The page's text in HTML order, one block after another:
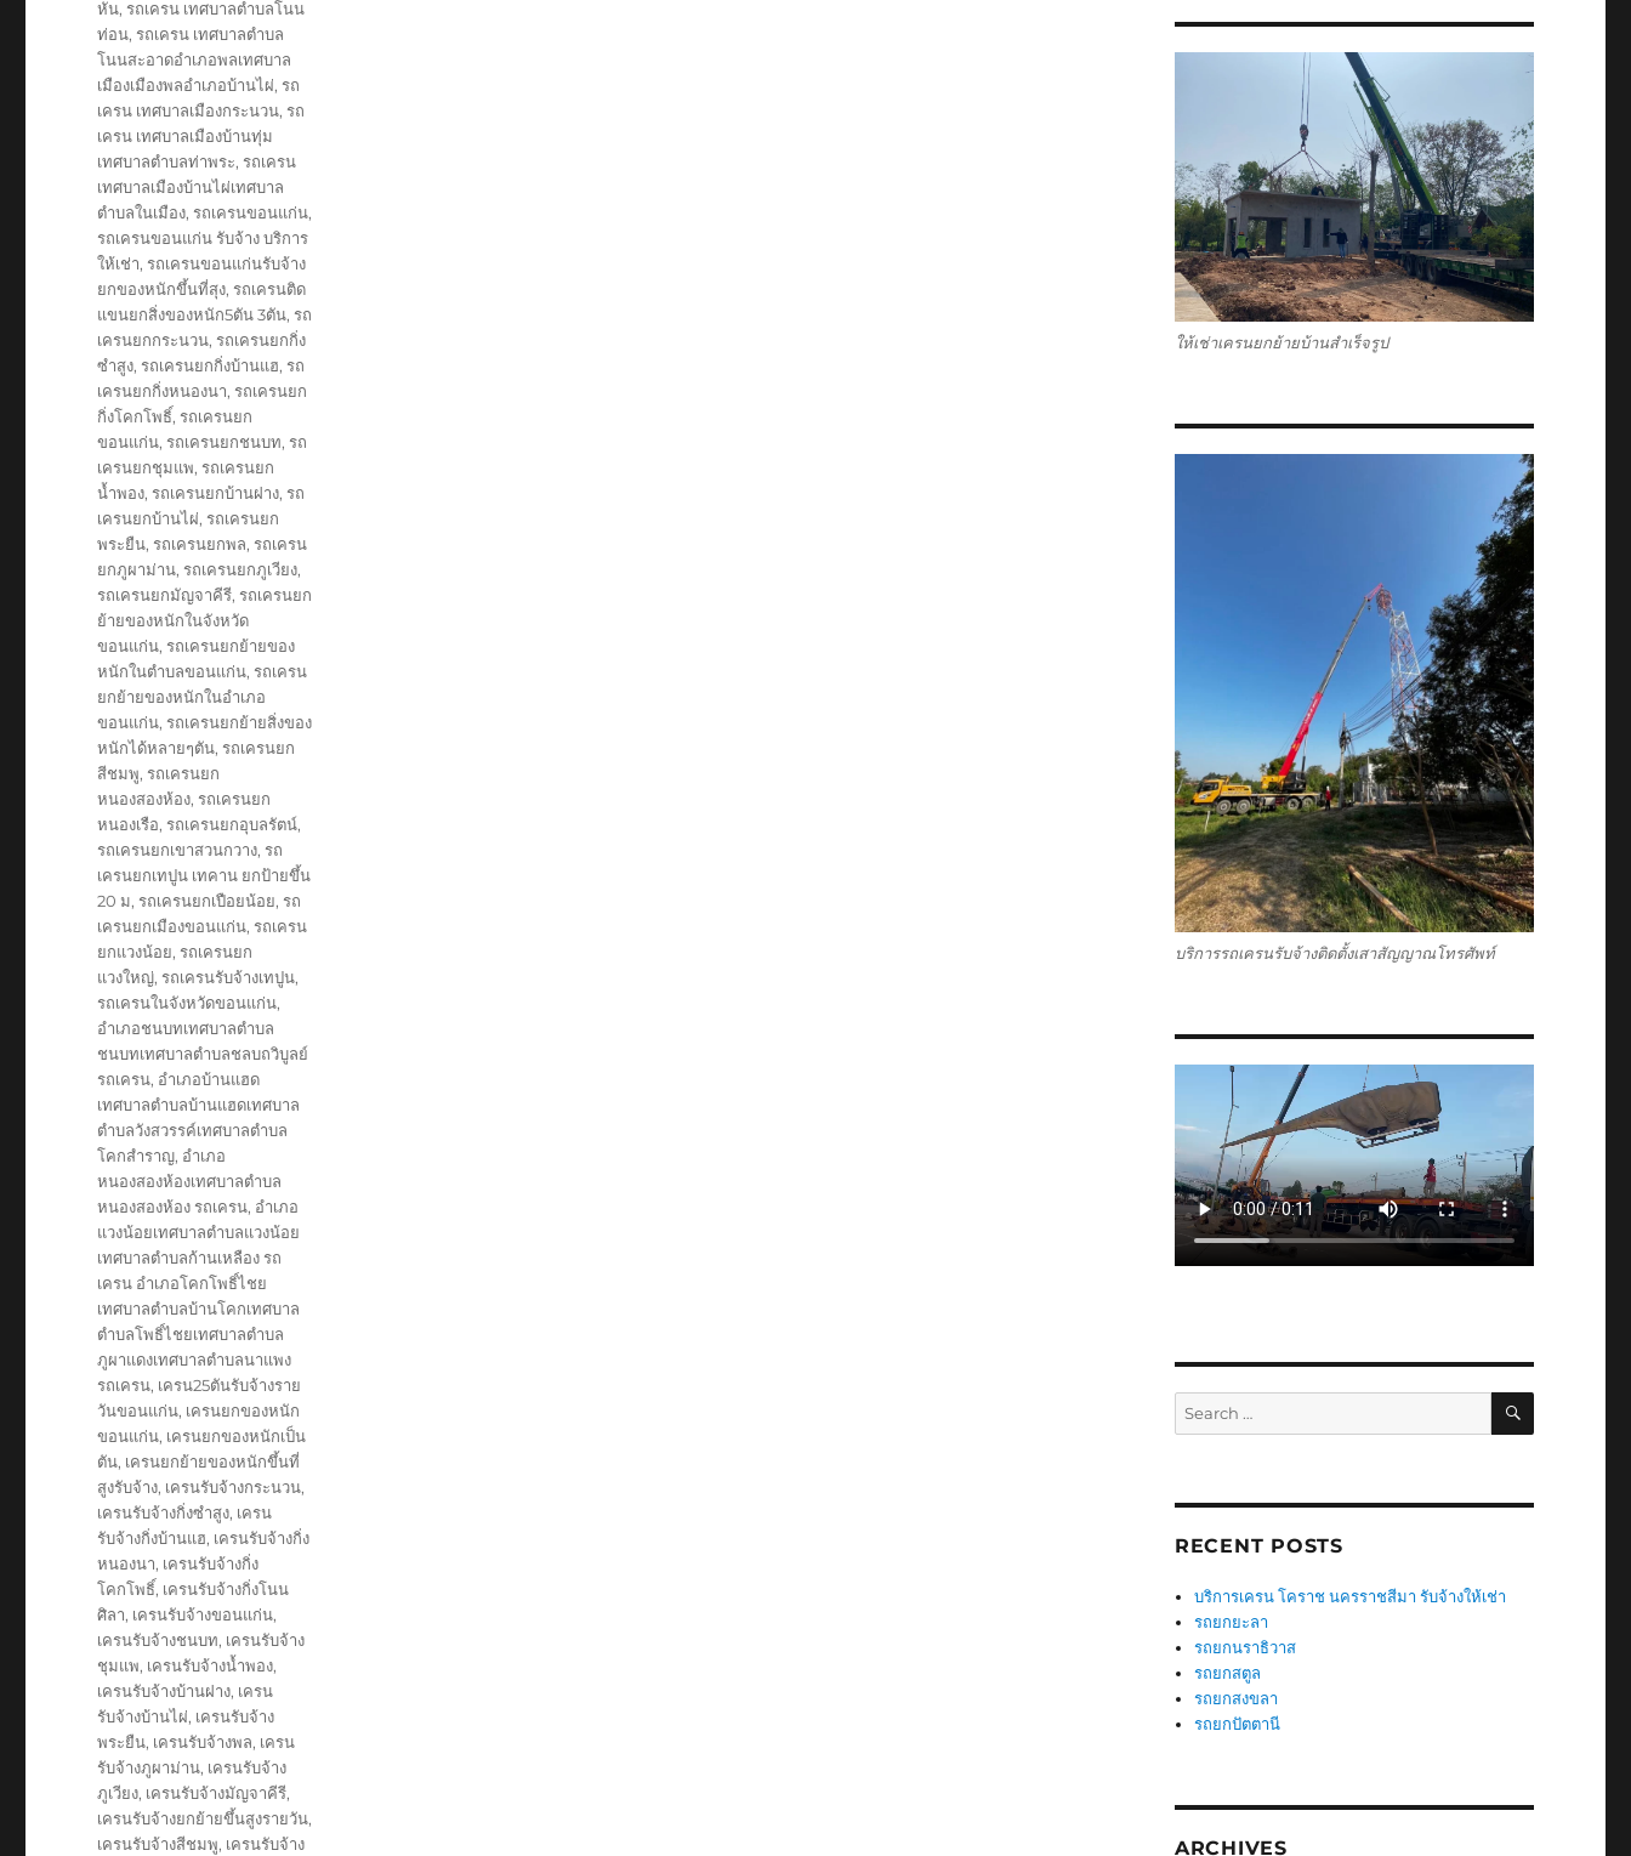
หัน,รถเครน เทศบาลตำบลโนน
ท่อน,รถเครน เทศบาลตำบล
โนนสะอาดอำเภอพลเทศบาล
เมืองเมืองพลอำเภอบ้านไผ่,รถ
เครน เทศบาลเมืองกระนวน,รถ
เครน เทศบาลเมืองบ้านทุ่ม
เทศบาลตำบลท่าพระ,รถเครน
เทศบาลเมืองบ้านไผ่เทศบาล
ตำบลในเมือง,รถเครนขอนแก่น,
รถเครนขอนแก่น รับจ้าง บริการ
ให้เช่า,รถเครนขอนแก่นรับจ้าง
ยกของหนักขึ้นที่สุง,รถเครนติด
แขนยกสิ่งของหนัก5ตัน 3ตัน,รถ
เครนยกกระนวน,รถเครนยกกิ่ง
ซำสูง,รถเครนยกกิ่งบ้านแฮ,รถ
เครนยกกิ่งหนองนา,รถเครนยก
กิ่งโคกโพธิ์,รถเครนยก
ขอนแก่น,รถเครนยกชนบท,รถ
เครนยกชุมแพ,รถเครนยก
น้ำพอง,รถเครนยกบ้านฝาง,รถ
เครนยกบ้านไผ่,รถเครนยก
พระยืน,รถเครนยกพล,รถเครน
ยกภูผาม่าน,รถเครนยกภูเวียง,
รถเครนยกมัญจาคีรี,รถเครนยก
ย้ายของหนักในจังหวัด
ขอนแก่น,รถเครนยกย้ายของ
หนักในตำบลขอนแก่น,รถเครน
ยกย้ายของหนักในอำเภอ
ขอนแก่น,รถเครนยกย้ายสิ่งของ
หนักได้หลายๆตัน,รถเครนยก
สีชมพู,รถเครนยก
หนองสองห้อง,รถเครนยก
หนองเรือ,รถเครนยกอุบลรัตน์,
รถเครนยกเขาสวนกวาง,รถ
เครนยกเทปูน เทคาน ยกป้ายขึ้น
20 ม,รถเครนยกเปือยน้อย,รถ
เครนยกเมืองขอนแก่น,รถเครน
ยกแวงน้อย,รถเครนยก
แวงใหญ่,รถเครนรับจ้างเทปูน,
รถเครนในจังหวัดขอนแก่น,
อำเภอชนบทเทศบาลตำบล
ชนบทเทศบาลตำบลชลบถวิบูลย์
รถเครน, อำเภอบ้านแฮด
เทศบาลตำบลบ้านแฮดเทศบาล
ตำบลวังสวรรค์เทศบาลตำบล
โคกสำราญ, อำเภอ
หนองสองห้องเทศบาลตำบล
หนองสองห้อง รถเครน, อำเภอ
แวงน้อยเทศบาลตำบลแวงน้อย
เทศบาลตำบลก้านเหลือง รถ
เครน อำเภอโคกโพธิ์ไชย
เทศบาลตำบลบ้านโคกเทศบาล
ตำบลโพธิ์ไชยเทศบาลตำบล
ภูผาแดงเทศบาลตำบลนาแพง
รถเครน, เครน25ตันรับจ้างราย
วันขอนแก่น, เครนยกของหนัก
ขอนแก่น, เครนยกของหนักเป็น
ตัน, เครนยกย้ายของหนักขึ้นที่
สูงรับจ้าง, เครนรับจ้างกระนวน,
เครนรับจ้างกิ่งซำสูง, เครน
รับจ้างกิ่งบ้านแฮ, เครนรับจ้างกิ่ง
หนองนา, เครนรับจ้างกิ่ง
โคกโพธิ์, เครนรับจ้างกิ่งโนน
ศิลา, เครนรับจ้างขอนแก่น,
เครนรับจ้างชนบท, เครนรับจ้าง
ชุมแพ, เครนรับจ้างน้ำพอง,
เครนรับจ้างบ้านฝาง, เครน
รับจ้างบ้านไผ่, เครนรับจ้าง
พระยืน, เครนรับจ้างพล, เครน
รับจ้างภูผาม่าน, เครนรับจ้าง
ภูเวียง, เครนรับจ้างมัญจาคีรี,
เครนรับจ้างยกย้ายขึ้นสูงรายวัน,
เครนรับจ้างสีชมพู, เครนรับจ้าง
ให้เช่าเครนยกย้ายบ้านสำเร็จรูป
บริการรถเครนรับจ้างติดตั้งเสาสัญญาณโทรศัพท์
Search
for:
SEARCH
RECENT POSTS
บริการเครน โคราช นครราชสีมา รับจ้างให้เช่า
รถยกยะลา
รถยกนราธิวาส
รถยกสตูล
รถยกสงขลา
รถยกปัตตานี
ARCHIVES